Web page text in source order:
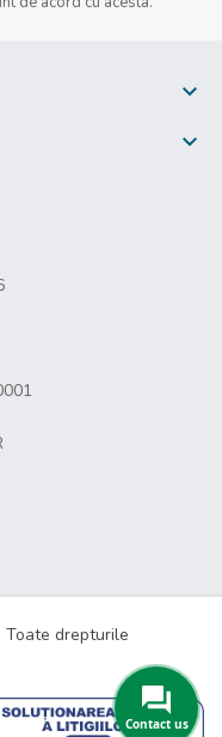


Toate drepturile
Contact us